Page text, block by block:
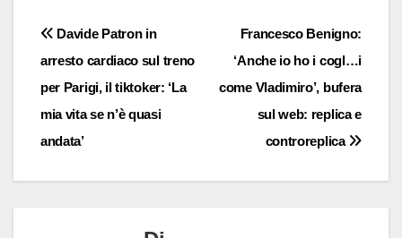
Navigazione
articoli
Francesco Benigno:
‘Anche io ho i cogl…i
come Vladimiro’, bufera
sul web: replica e
controreplica
Davide Patron in
arresto cardiaco sul treno
per Parigi, il tiktoker: ‘La
mia vita se n’è quasi
andata’